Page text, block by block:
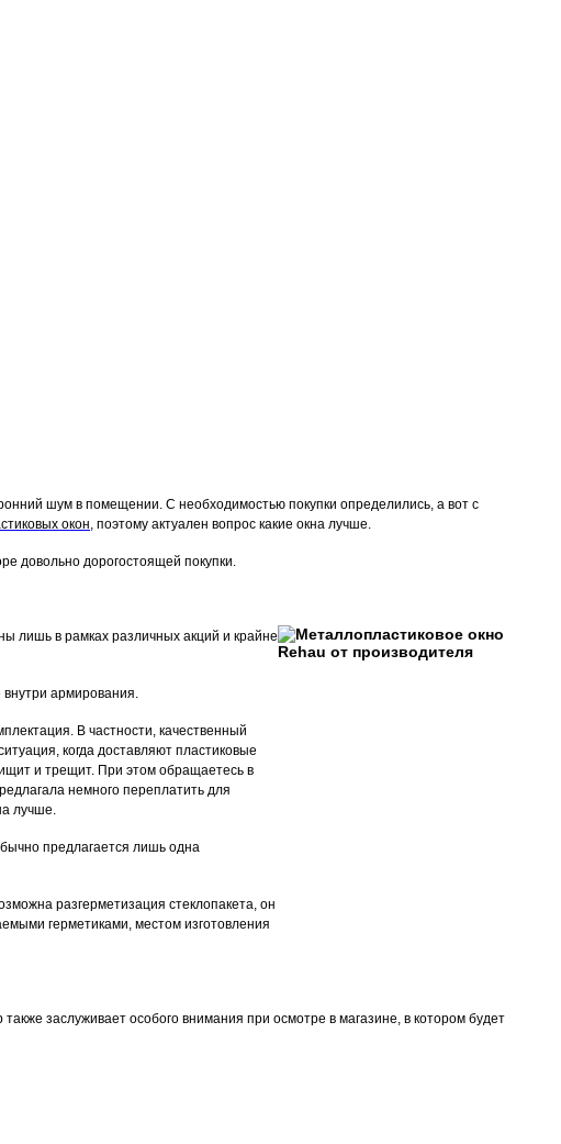
шум в помещении. С необходимостью покупки определились, а вот с
окон, поэтому актуален вопрос какие окна лучше.
довольно дорогостоящей покупки.
лишь в рамках различных акций и крайне
армирования.
В частности, качественный
когда доставляют пластиковые
и трещит. При этом обращаетесь в
немного переплатить для
лучше.
предлагается лишь одна
разгерметизация стеклопакета, он
герметиками, местом изготовления
заслуживает особого внимания при осмотре в магазине, в котором будет